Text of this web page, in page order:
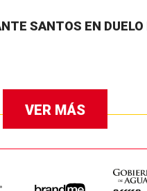
SANTOS EN DUELO
VER MÁS